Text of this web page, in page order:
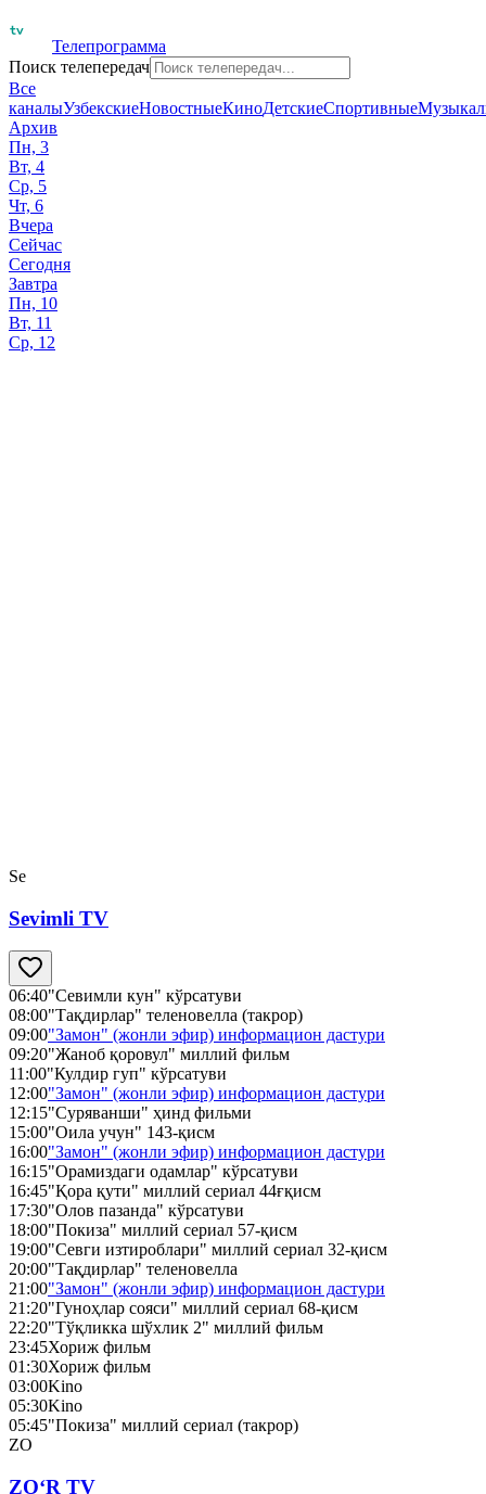
Телепрограмма
Поиск телепередач
Все
каналыУзбекскиеНовостныеКиноДетскиеСпортивные
Архив
Пн, 3
Вт, 4
Ср, 5
Чт, 6
Вчера
Сейчас
Сегодня
Завтра
Пн, 10
Вт, 11
Ср, 12
Se
Sevimli TV
06:40"Севимли кун" кўрсатуви
08:00"Тақдирлар" теленовелла (такрор)
09:00"Замон" (жонли эфир) информацион дастури
09:20"Жаноб қоровул" миллий фильм
11:00"Кулдир гуп" кўрсатуви
12:00"Замон" (жонли эфир) информацион дастури
12:15"Суряванши" ҳинд фильми
15:00"Оила учун" 143-қисм
16:00"Замон" (жонли эфир) информацион дастури
16:15"Орамиздаги одамлар" кўрсатуви
16:45"Қора қути" миллий сериал 44ғқисм
17:30"Олов пазанда" кўрсатуви
18:00"Покиза" миллий сериал 57-қисм
19:00"Севги изтироблари" миллий сериал 32-қисм
20:00"Тақдирлар" теленовелла
21:00"Замон" (жонли эфир) информацион дастури
21:20"Гуноҳлар сояси" миллий сериал 68-қисм
22:20"Тўқликка шўхлик 2" миллий фильм
23:45Хориж фильм
01:30Хориж фильм
03:00Kino
05:30Kino
05:45"Покиза" миллий сериал (такрор)
ZO
ZO‘R TV